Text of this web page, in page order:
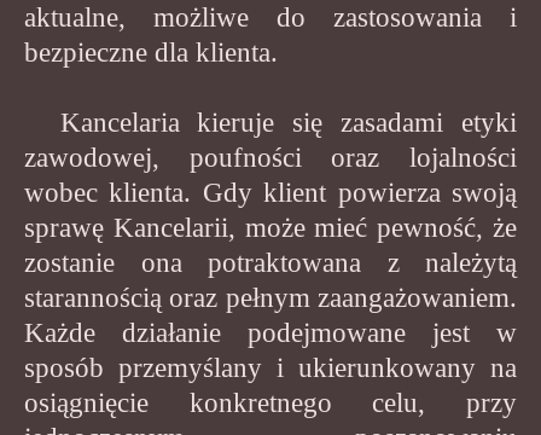
aktualne, możliwe do zastosowania i
bezpieczne dla klienta.
Kancelaria kieruje się zasadami etyki
zawodowej, poufności oraz lojalności
wobec klienta. Gdy klient powierza swoją
sprawę Kancelarii, może mieć pewność, że
zostanie ona potraktowana z należytą
starannością oraz pełnym zaangażowaniem.
Każde działanie podejmowane jest w
sposób przemyślany i ukierunkowany na
osiągnięcie konkretnego celu, przy